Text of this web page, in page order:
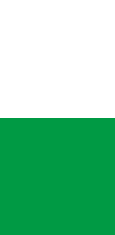
la page